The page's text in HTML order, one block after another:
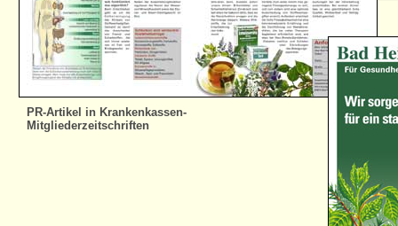
PR-Artikel in Krankenkassen-
Mitgliederzeitschriften